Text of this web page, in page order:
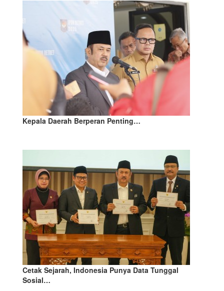
Kepala Daerah Berperan Penting…
Cetak Sejarah, Indonesia Punya Data Tunggal
Sosial…